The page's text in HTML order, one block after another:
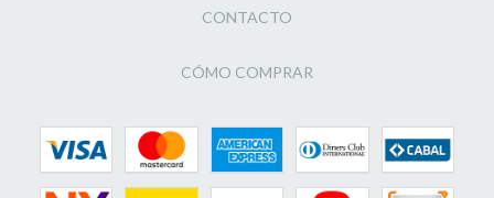
CONTACTO
CÓMO COMPRAR